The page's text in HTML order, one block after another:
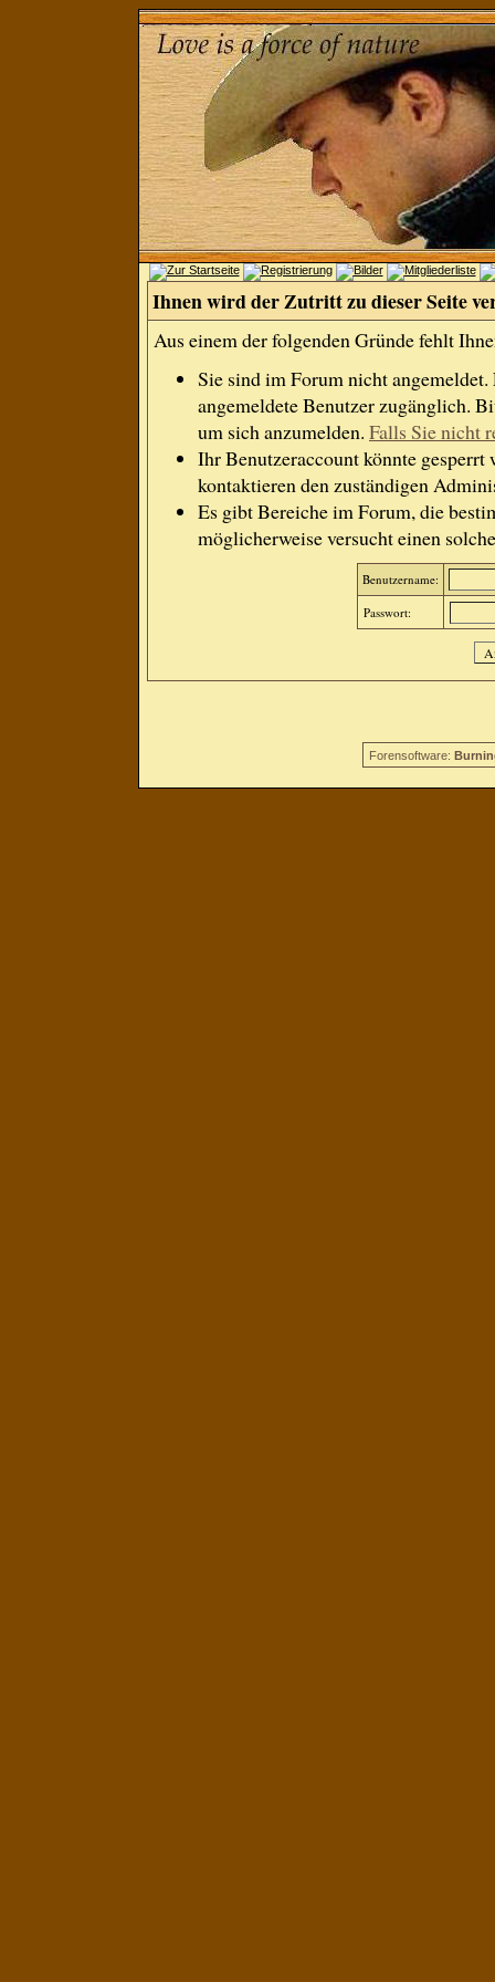
Ihnen wird der Zutritt zu dieser Seite
Aus einem der folgenden Gründe fehlt
Sie sind im Forum nicht
angemeldete Benutzer zugänglich.
um sich anzumelden. Falls Sie nicht
Ihr Benutzeraccount könnte gesperrt
kontaktieren den zuständigen
Es gibt Bereiche im Forum, die
möglicherweise versucht einen
Benutzername:
Passwort:
Forensoftware: